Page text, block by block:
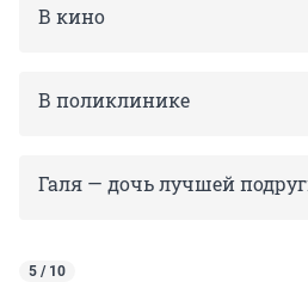
В кино
В поликлинике
Галя — дочь лучшей
5 / 10